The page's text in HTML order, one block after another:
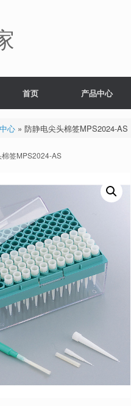
首页 产品中心
心» 防静电尖头棉签MPS2024-AS
签MPS2024-AS